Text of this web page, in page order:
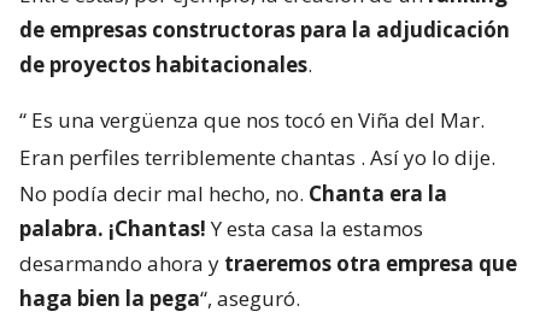
de empresas constructoras para la adjudicación
de proyectos habitacionales.
“ Es una vergüenza que nos tocó en Viña del Mar.
Eran perfiles terriblemente chantas . Así yo lo dije.
No podía decir mal hecho, no. Chanta era la
palabra. ¡Chantas!Y esta casa la estamos
desarmando ahora y traeremos otra empresa que
haga bien la pega“, aseguró.